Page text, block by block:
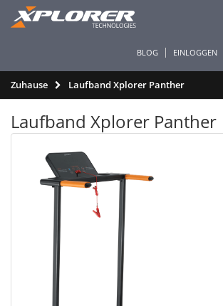
BLOG EINLOGGEN
Zuhause Laufband Xplorer Panther
Laufband Xplorer Panther